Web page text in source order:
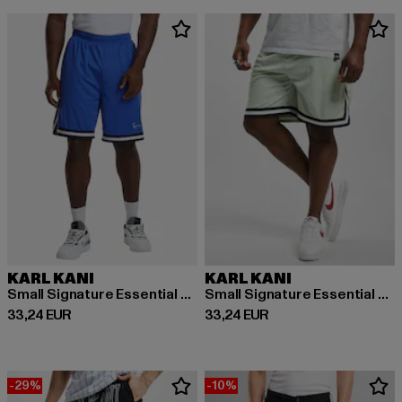
KARL KANI
Small Signature Essential Mesh
33,24 EUR
Derzeitiger Preis: 33,24 EUR
KARL KANI
Small Signature Essential Mesh
33,24 EUR
Derzeitiger Preis: 33,24 EUR
-29% -10%